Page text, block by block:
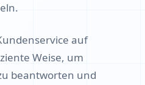
auf
Weise, um
beantworten und